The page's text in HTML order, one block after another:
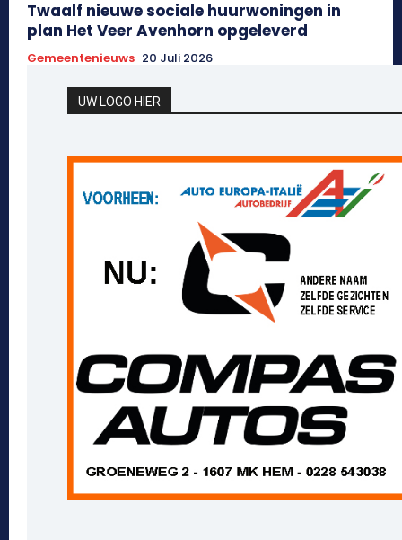
Twaalf nieuwe sociale huurwoningen in
plan Het Veer Avenhorn opgeleverd
Gemeentenieuws 20 Juli 2026
UW LOGO HIER